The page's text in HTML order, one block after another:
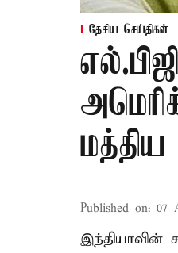
தேசிய செய்திகள்
மத்திய
Published on: 07
இந்தியாவின்